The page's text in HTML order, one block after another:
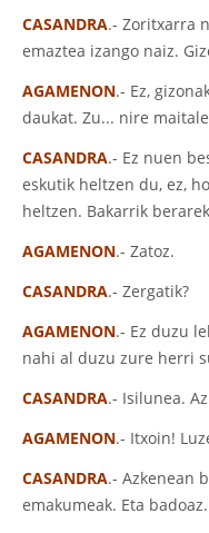
CASANDRA.- Zoritxarra
emaztea izango naiz.
AGAMENON.- Ez,
daukat. Zu... nire
CASANDRA.- Ez nuen
eskutik heltzen du, ez,
heltzen. Bakarrik
AGAMENON.- Zatoz.
CASANDRA.- Zergatik?
AGAMENON.- Ez duzu
nahi al duzu zure herri
CASANDRA.- Isilunea.
AGAMENON.- Itxoin!
CASANDRA.- Azkenean
emakumeak. Eta badoaz.